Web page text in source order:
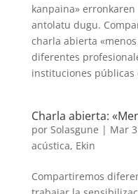
kanpaina»
antolatu dugu.
charla abierta
diferentes
instituciones públicas
Charla abierta:
por Solasgune | Mar
acústica, Ekin
Compartiremos